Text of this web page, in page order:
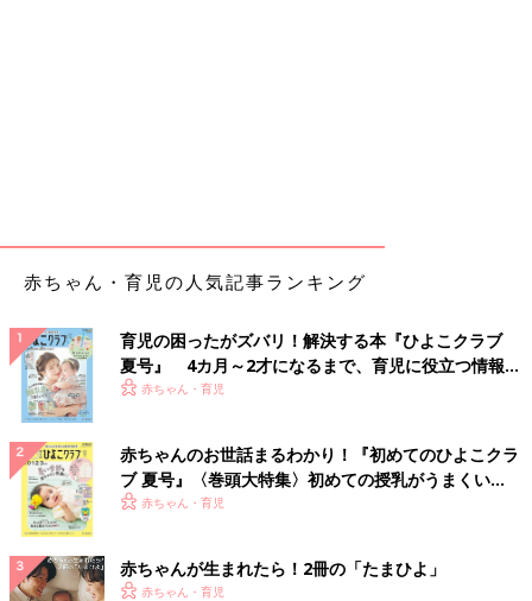
フェイクフラワーならお手入れいらずでおしゃれイ
赤ちゃん・育児の人気記事ランキング
育児の困ったがズバリ！解決する本『ひよこクラブ
夏号』 4カ月～2才になるまで、育児に役立つ情報が
いっぱい！
赤ちゃん・育児
赤ちゃんのお世話まるわかり！『初めてのひよこクラ
ブ 夏号』〈巻頭大特集〉初めての授乳がうまくい
く！ おっぱい・ミルクの基本と夏のトラブル 解決テ
赤ちゃん・育児
赤ちゃんが生まれたら！2冊の「たまひよ」
赤ちゃん・育児